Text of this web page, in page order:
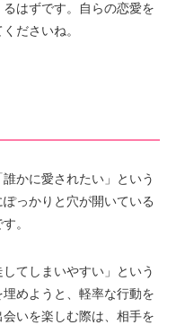
はずです。自らの恋愛を
ださいね。
かに愛されたい」という
っかりと穴が開いている
。
てしまいやすい」という
めようと、軽率な行動を
いを楽しむ際は、相手を